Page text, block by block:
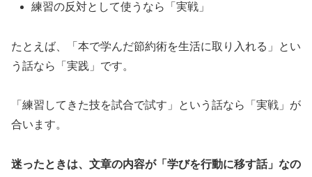
練習の反対として使うなら「実戦」
たとえば、「本で学んだ節約術を生活に取り入れる」とい
う話なら「実践」です。
「練習してきた技を試合で試す」という話なら「実戦」が
合います。
迷ったときは、文章の内容が「学びを行動に移す話」なの